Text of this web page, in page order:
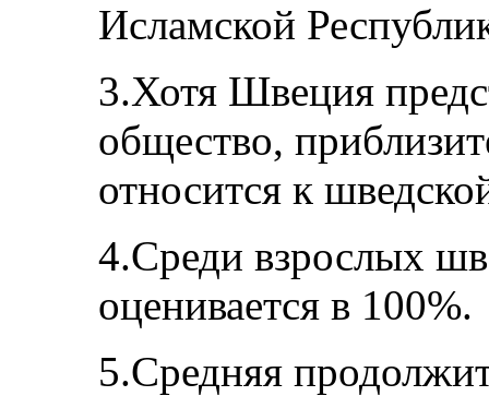
Исламской
3.Хотя Швеция
общество,
относится к
4.Среди взрослых
оценивается в 100%.
5.Средняя